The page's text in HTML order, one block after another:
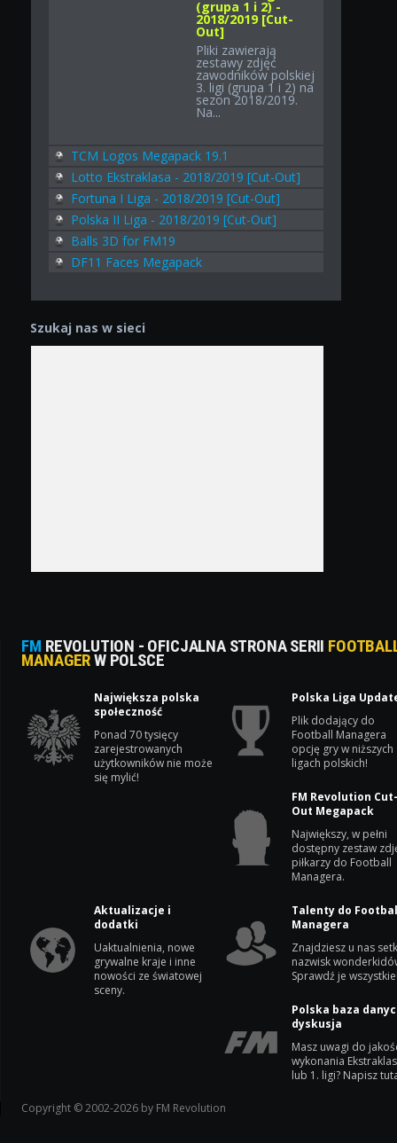
(grupa 1 i 2) -
2018/2019 [Cut-
Out]
Pliki zawierają
zestawy zdjęć
zawodników polskiej
3. ligi (grupa 1 i 2) na
sezon 2018/2019.
Na...
TCM Logos Megapack 19.1
Lotto Ekstraklasa - 2018/2019 [Cut-Out]
Fortuna I Liga - 2018/2019 [Cut-Out]
Polska II Liga - 2018/2019 [Cut-Out]
Balls 3D for FM19
DF11 Faces Megapack
Szukaj nas w sieci
FM REVOLUTION - OFICJALNA STRONA SERII
MANAGERW POLSCE
Największa polska
społeczność
Ponad 70 tysięcy
zarejestrowanych
użytkowników nie może
się mylić!
Polska Liga
Plik dodający do
Football Managera
opcję gry w niższych
ligach polskich!
FM Revolution
Out Megapack
Największy, w pełni
dostępny zestaw
piłkarzy do Football
Managera.
Aktualizacje i
dodatki
Uaktualnienia, nowe
grywalne kraje i inne
nowości ze światowej
sceny.
Talenty do
Managera
Znajdziesz u nas
nazwisk
Sprawdź je
Polska baza
dyskusja
Masz uwagi do
wykonania
lub 1. ligi? Napisz
Copyright © 2002-2026 by FM Revolution